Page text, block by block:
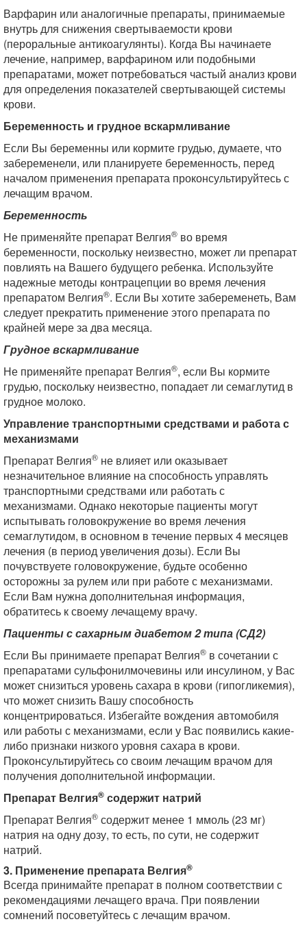
Варфарин или аналогичные препараты, принимаемые
внутрь для снижения свертываемости крови
(пероральные антикоагулянты). Когда Вы начинаете
лечение, например, варфарином или подобными
препаратами, может потребоваться частый анализ крови
для определения показателей свертывающей системы
крови.
Беременность и грудное вскармливание
Если Вы беременны или кормите грудью, думаете, что
забеременели, или планируете беременность, перед
началом применения препарата проконсультируйтесь с
лечащим врачом.
Беременность
Не применяйте препарат Велгия® во время
беременности, поскольку неизвестно, может ли препарат
повлиять на Вашего будущего ребенка. Используйте
надежные методы контрацепции во время лечения
препаратом Велгия®. Если Вы хотите забеременеть, Вам
следует прекратить применение этого препарата по
крайней мере за два месяца.
Грудное вскармливание
Не применяйте препарат Велгия®, если Вы кормите
грудью, поскольку неизвестно, попадает ли семаглутид в
грудное молоко.
Управление транспортными средствами и работа с
механизмами
Препарат Велгия® не влияет или оказывает
незначительное влияние на способность управлять
транспортными средствами или работать с
механизмами. Однако некоторые пациенты могут
испытывать головокружение во время лечения
семаглутидом, в основном в течение первых 4 месяцев
лечения (в период увеличения дозы). Если Вы
почувствуете головокружение, будьте особенно
осторожны за рулем или при работе с механизмами.
Если Вам нужна дополнительная информация,
обратитесь к своему лечащему врачу.
Пациенты с сахарным диабетом 2 типа (СД2)
Если Вы принимаете препарат Велгия® в сочетании с
препаратами сульфонилмочевины или инсулином, у Вас
может снизиться уровень сахара в крови (гипогликемия),
что может снизить Вашу способность
концентрироваться. Избегайте вождения автомобиля
или работы с механизмами, если у Вас появились какие-
либо признаки низкого уровня сахара в крови.
Проконсультируйтесь со своим лечащим врачом для
получения дополнительной информации.
Препарат Велгия® содержит натрий
Препарат Велгия® содержит менее 1 ммоль (23 мг)
натрия на одну дозу, то есть, по сути, не содержит
натрий.
3. Применение препарата Велгия®
Всегда принимайте препарат в полном соответствии с
рекомендациями лечащего врача. При появлении
сомнений посоветуйтесь с лечащим врачом.